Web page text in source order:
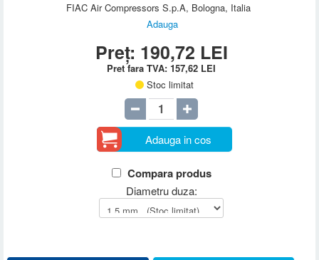
FIAC Air Compressors S.p.A, Bologna, Italia
Adauga
Preț: 190,72 LEI
Pret fara TVA:157,62 LEI
Stoc limitat
Adauga in cos
Compara produs
Diametru duza: